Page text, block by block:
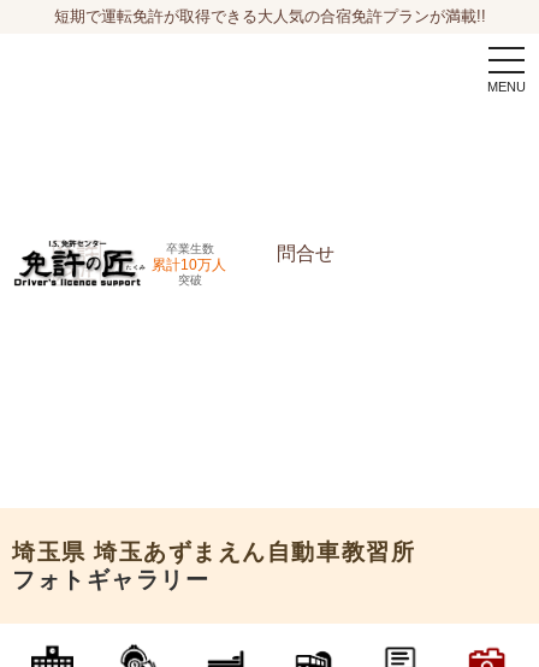
短期で運転免許が取得できる大人気の合宿免許プランが満載!!
卒業生数
累計10万人
突破
問合せ
埼玉県 埼玉あずまえん自動車教習所
フォトギャラリー